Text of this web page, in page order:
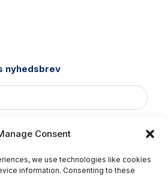
Consent
we use technologies like cookies
information. Consenting to these
nyhedsbrev
ABONNÉR NU!